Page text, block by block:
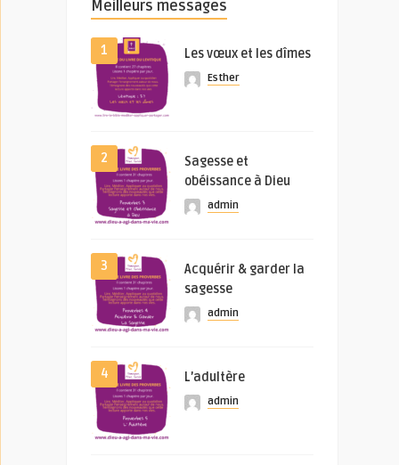
Meilleurs messages
1 Les vœux et les dîmes
Esther
2
Sagesse et
obéissance à Dieu
admin
3
Acquérir & garder la
sagesse
admin
4 L’adultère
admin